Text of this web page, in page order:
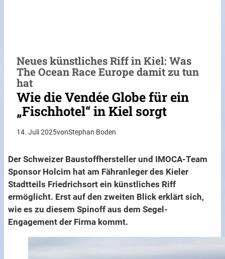
Neues künstliches Riff in Kiel: Was
The Ocean Race Europe damit zu tun
hat
Wie die Vendée Globe für ein
„Fischhotel“ in Kiel sorgt
14. Juli 2025vonStephan Boden
Der Schweizer Baustoffhersteller und IMOCA-Team
Sponsor Holcim hat am Fähranleger des Kieler
Stadtteils Friedrichsort ein künstliches Riff
ermöglicht. Erst auf den zweiten Blick erklärt sich,
wie es zu diesem Spinoff aus dem Segel-
Engagement der Firma kommt.